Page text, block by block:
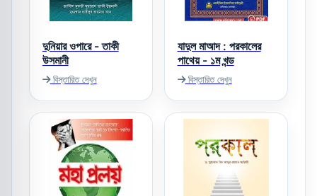
দুনিয়ার ওপারে - তাকী
উসমানী
বিস্তারিত দেখুন
যাদুল মাআদ : পরকালের
পাথেয় - ১ম খন্ড
বিস্তারিত দেখুন